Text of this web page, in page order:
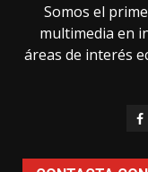
Somos el
multimedia en
áreas de interés